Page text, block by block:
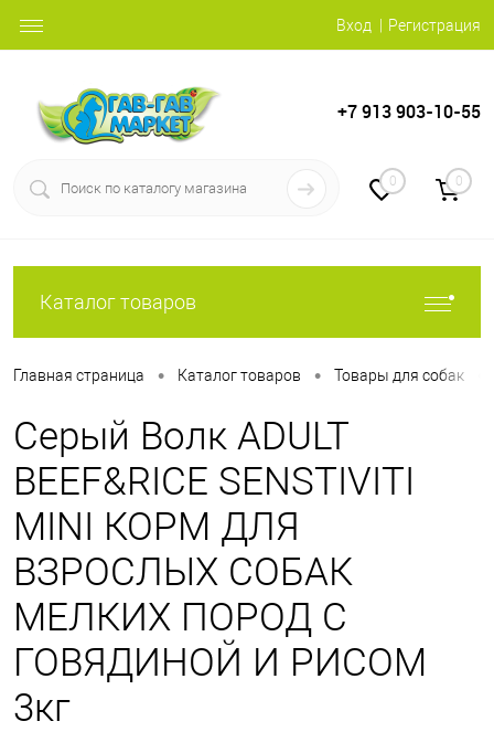
Вход Регистрация
+7 913 903-10-55
0 0
Каталог товаров
Главная страница • Каталог товаров • Товары для собак
Серый Волк ADULT
BEEF&RICE SENSTIVITI
MINI КОРМ ДЛЯ
ВЗРОСЛЫХ СОБАК
МЕЛКИХ ПОРОД С
ГОВЯДИНОЙ И РИСОМ
3кг